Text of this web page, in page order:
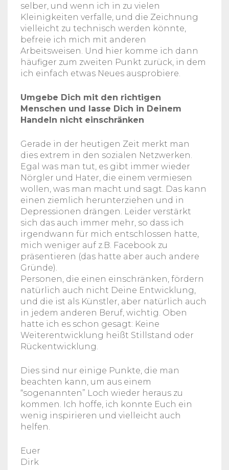
selber, und wenn ich in zu vielen
Kleinigkeiten verfalle, und die Zeichnung
vielleicht zu technisch werden könnte,
befreie ich mich mit anderen
Arbeitsweisen. Und hier komme ich dann
häufiger zum zweiten Punkt zurück, in dem
ich einfach etwas Neues ausprobiere.
Umgebe Dich mit den richtigen
Menschen und lasse Dich in Deinem
Handeln nicht einschränken
Gerade in der heutigen Zeit merkt man
dies extrem in den sozialen Netzwerken.
Egal was man tut, es gibt immer wieder
Nörgler und Hater, die einem vermiesen
wollen, was man macht und sagt. Das kann
einen ziemlich herunterziehen und in
Depressionen drängen. Leider verstärkt
sich das auch immer mehr, so dass ich
irgendwann für mich entschlossen hatte,
mich weniger auf z.B. Facebook zu
präsentieren (das hatte aber auch andere
Gründe).
Personen, die einen einschränken, fördern
natürlich auch nicht Deine Entwicklung,
und die ist als Künstler, aber natürlich auch
in jedem anderen Beruf, wichtig. Oben
hatte ich es schon gesagt: Keine
Weiterentwicklung heißt Stillstand oder
Rückentwicklung.
Dies sind nur einige Punkte, die man
beachten kann, um aus einem
“sogenannten” Loch wieder heraus zu
kommen. Ich hoffe, ich konnte Euch ein
wenig inspirieren und vielleicht auch
helfen.
Euer
Dirk